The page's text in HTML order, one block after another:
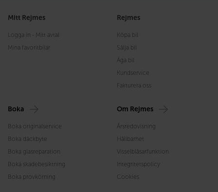
Mitt Rejmes
Logga in - Mitt avtal
Mina favoritbilar
Rejmes
Köpa bil
Sälja bil
Äga bil
Kundservice
Fakturera oss
Boka
Boka originalservice
Boka däckbyte
Boka glasreparation
Boka skadebesiktning
Boka provkörning
Om Rejmes
Årsredovisning
Hållbarhet
Visselblåsarfunktion
Integritetspolicy
Cookies